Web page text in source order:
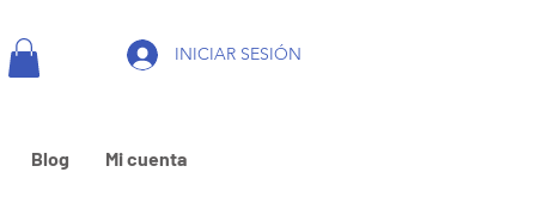
INICIAR SESIÓN
Blog Mi cuenta